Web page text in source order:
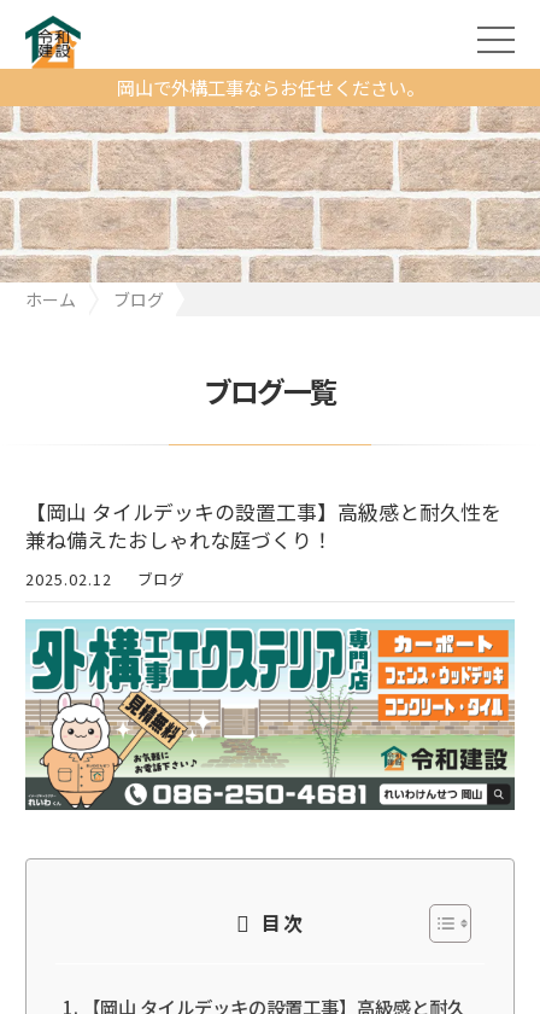
岡山で外構工事ならお任せください。
ホーム
ブログ
ブログ一覧
【岡山 タイルデッキの設置工事】高級感と耐久性を
兼ね備えたおしゃれな庭づくり！
2025.02.12 ブログ
目次
【岡山 タイルデッキの設置工事】高級感と耐久